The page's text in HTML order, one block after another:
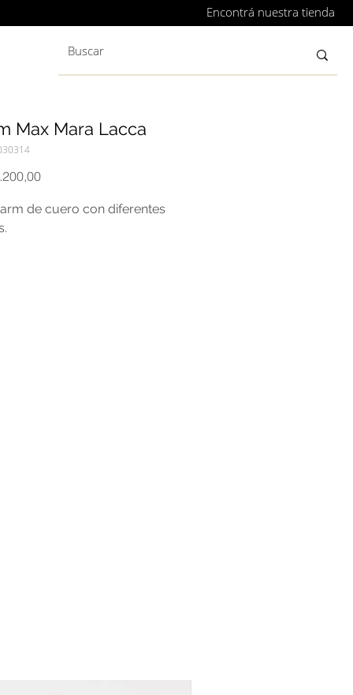
Encontrá nuestra tienda
Max Mara Lacca
Precio
de cuero con diferentes